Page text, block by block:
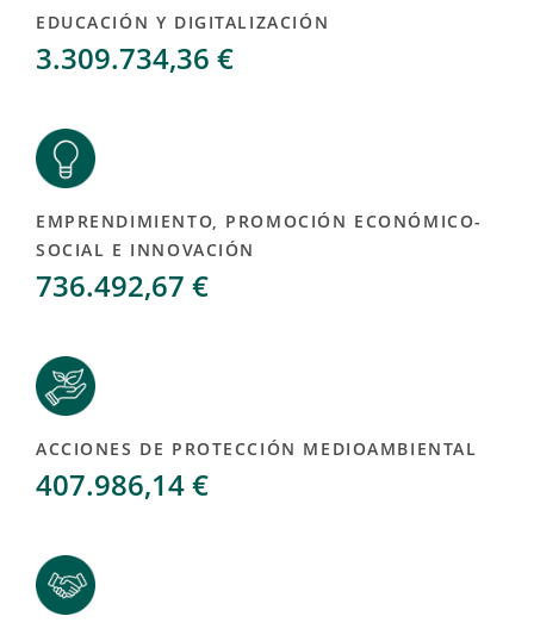
EDUCACIÓN Y DIGITALIZACIÓN
3.309.734,36 €
EMPRENDIMIENTO, PROMOCIÓN ECONÓMICO-
SOCIAL E INNOVACIÓN
736.492,67 €
ACCIONES DE PROTECCIÓN MEDIOAMBIENTAL
407.986,14 €